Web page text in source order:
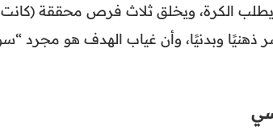
يطلب الكرة، ويخلق ثلاث فرص محققة (كانت
ذهنيًا وبدنيًا، وأن غياب الهدف هو مجرد